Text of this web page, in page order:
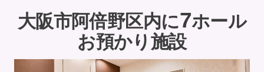
大阪市阿倍野区内に7ホール
お預かり施設